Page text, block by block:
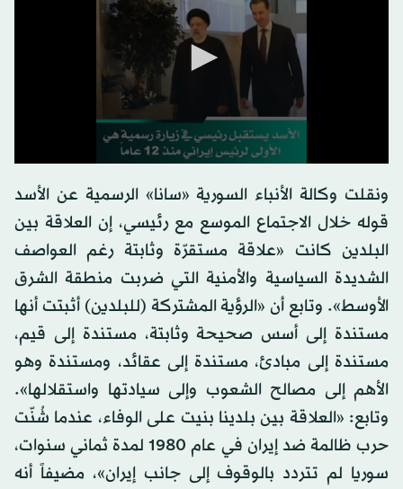
ونقلت وكالة الأنباء السورية «سانا» الرسمية عن الأسد
قوله خلال الاجتماع الموسع مع رئيسي، إن العلاقة بين
البلدين كانت «علاقة مستقرّة وثابتة رغم العواصف
الشديدة السياسية والأمنية التي ضربت منطقة الشرق
الأوسط». وتابع أن «الرؤية المشتركة (للبلدين) أثبتت أنها
مستندة إلى أسس صحيحة وثابتة، مستندة إلى قيم،
مستندة إلى مبادئ، مستندة إلى عقائد، ومستندة وهو
الأهم إلى مصالح الشعوب وإلى سيادتها واستقلالها».
وتابع: «العلاقة بين بلدينا بنيت على الوفاء، عندما شُنّت
حرب ظالمة ضد إيران في عام 1980 لمدة ثماني سنوات،
سوريا لم تتردد بالوقوف إلى جانب إيران»، مضيفاً أنه